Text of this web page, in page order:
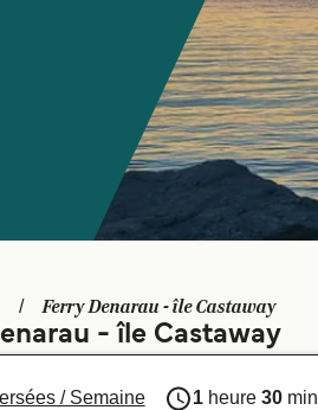
Ferry Denarau - île Castaway
- île Castaway
/ Semaine 1heure 30min